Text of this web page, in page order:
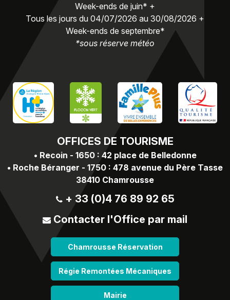
OFFICES DE TOURISME
• Recoin - 1650 : 42 place de Belledonne
• Roche Béranger - 1750 : 478 avenue du Père Tasse
38410 Chamrousse
+ 33 (0)4 76 89 92 65
Contacter l'Office par mail
Chamrousse Réservation
Régie Remontées Mécaniques
Mairie
Week-ends de juin* +
Tous les jours du 04/07/2026 au 30/08/2026 +
Week-ends de septembre*
*sous réserve météo